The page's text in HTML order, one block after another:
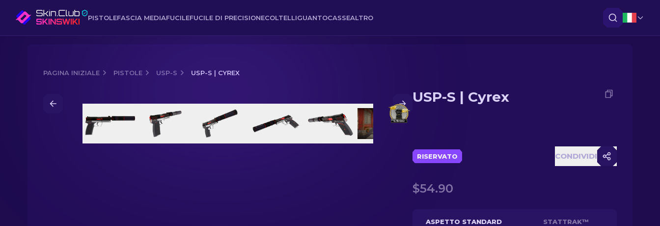
PISTOLEFASCIA MEDIAFUCILEFUCILE DI PRECISIONECOLTELLIGUANTOCASSEALTRO
PAGINA INIZIALE PISTOLE USP-S USP-S | CYREX
USP-S | Cyrex
RISERVATO CONDIVIDI
$54.90
ASPETTO STANDARD STATTRAK™